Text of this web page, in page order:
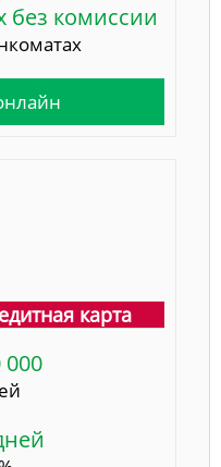
без комиссии
карта
000